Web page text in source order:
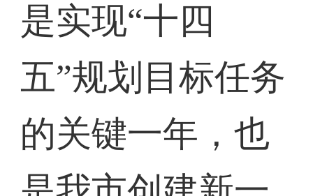
是实现“十四
五”规划目标任务
的关键一年，也